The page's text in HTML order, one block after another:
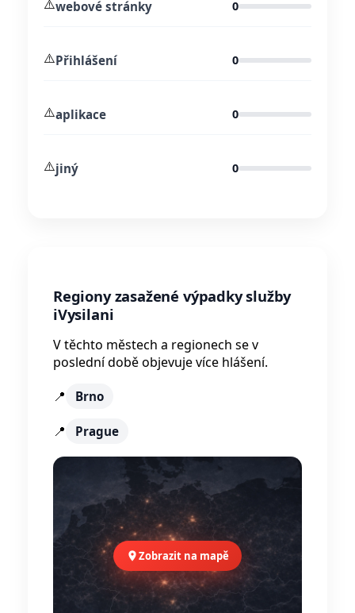
⚠️webové stránky 0
⚠️Přihlášení 0
⚠️aplikace 0
⚠️jiný 0
Regiony zasažené výpadky služby
iVysilani
V těchto městech a regionech se v
poslední době objevuje více hlášení.
📍
Brno
📍 Prague
Zobrazit na mapě